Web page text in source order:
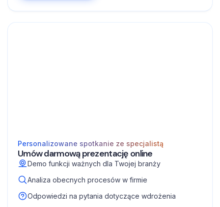
Personalizowane spotkanie ze specjalistą
Umów darmową prezentację online
Demo funkcji ważnych dla Twojej branży
Analiza obecnych procesów w firmie
Odpowiedzi na pytania dotyczące wdrożenia